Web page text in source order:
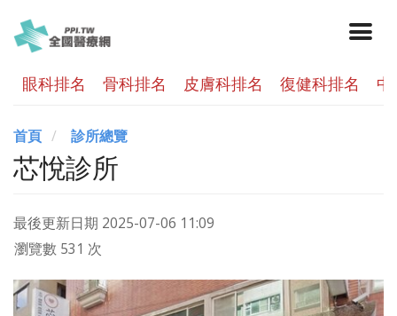
眼科排名 骨科排名 皮膚科排名 復健科排名
首頁 診所總覽
芯悅診所
最後更新日期 2025-07-06 11:09
瀏覽數 531 次